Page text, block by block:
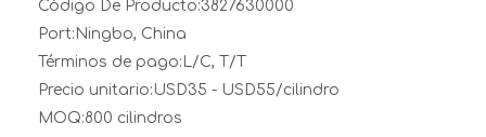
Código De Producto:3827630000
Port: Ningbo, China
Términos de pago: L/C, T/T
Precio unitario: USD35 - USD55/cilindro
MOQ:800 cilindros